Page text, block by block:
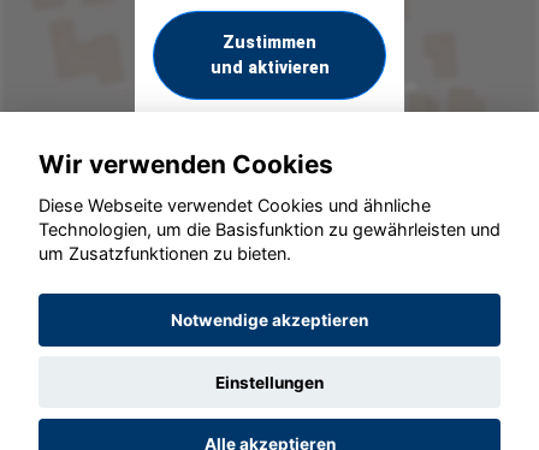
Zustimmen
und aktivieren
© konjunkturmotor.de GmbH 2020 - 2026
Wir verwenden Cookies
Diese Webseite verwendet Cookies und ähnliche
Technologien, um die Basisfunktion zu gewährleisten und
um Zusatzfunktionen zu bieten.
Notwendige akzeptieren
Einstellungen
Alle akzeptieren